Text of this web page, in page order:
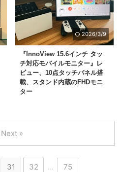
2026/3/9
『InnoView 15.6インチ タッ
チ対応モバイルモニター』レ
ビュー、10点タッチパネル搭
載、スタンド内蔵のFHDモニ
ター
31 32 … 75
Next »